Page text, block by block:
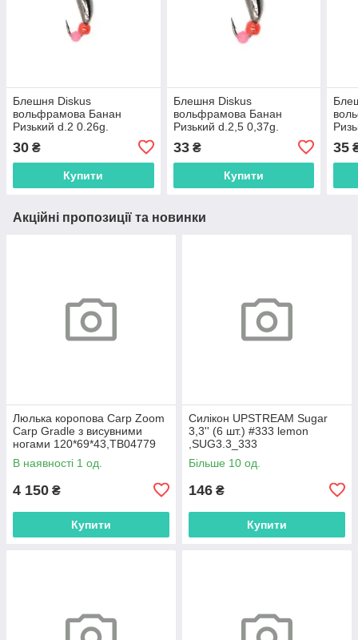
Блешня Diskus
вольфрамова Банан
Ризький d.2 0.26g.
30 ₴
Купити
Блешня Diskus
вольфрамова Банан
Ризький d.2,5 0,37g.
33₴
Купити
35
Акційні пропозиції та новинки
Люлька коропова Carp Zoom
Carp Gradle з висувними
ногами 120*69*43,ТВ04779
В наявності 1 од.
4 150 ₴
Купити
Силікон UPSTREAM Sugar
3,3'' (6 шт.) #333 lemon
,SUG3.3_333
Більше 10 од.
146 ₴
Купити